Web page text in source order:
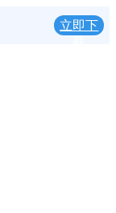
立即下